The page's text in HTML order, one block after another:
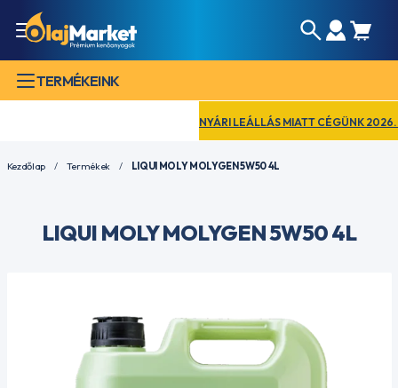
TERMÉKEINK
NYÁRI LEÁLLÁS MIATT CÉGÜNK 2026.
Kezdőlap Termékek LIQUI MOLY MOLYGEN 5W50 4L
LIQUI MOLY MOLYGEN 5W50 4L